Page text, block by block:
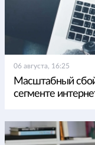
06 августа, 16:25
Масштабный
сегменте